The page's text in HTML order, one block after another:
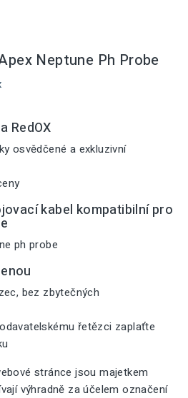
Neptune Ph Probe
RedOX
osvědčené a exkluzivní
kabel kompatibilní pro
ph probe
bez zbytečných
řetězci zaplaťte
stránce jsou majetkem
výhradně za účelem označení